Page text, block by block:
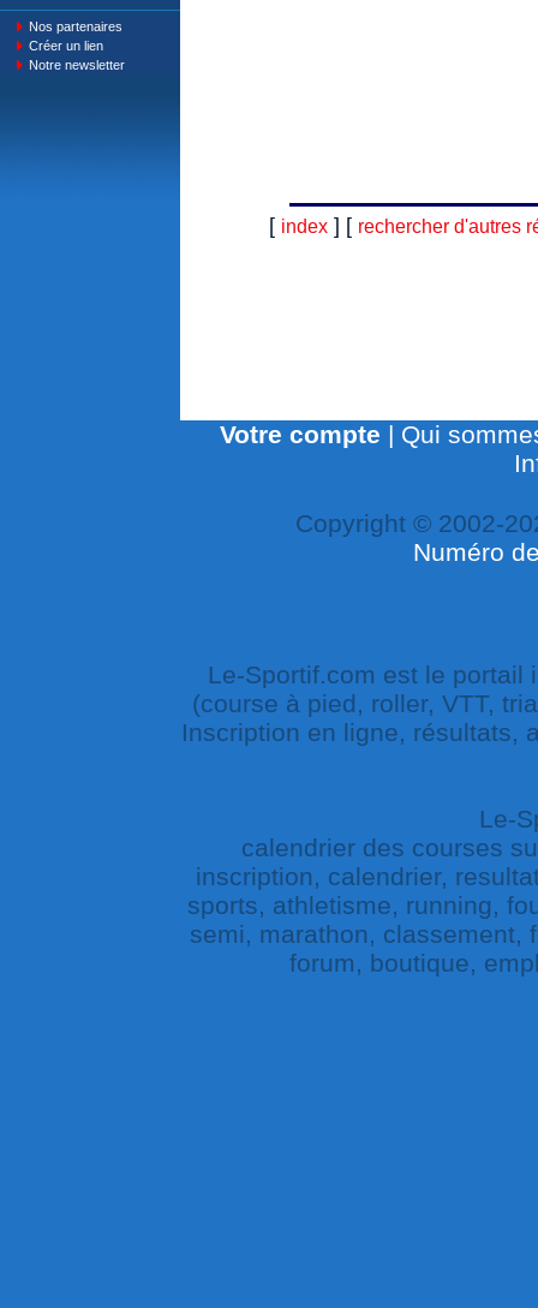
Nos partenaires
Créer un lien
Notre newsletter
[ index] [ rechercher d'autres
Votre compte | Qui
Copyright © 2002-
Numéro
Le-Sportif.com est le portail
(course à pied, roller, VTT,
Inscription en ligne, résultats,
Le-
calendrier des courses
inscription, calendrier,
sports, athletisme, running,
semi, marathon, classement,
forum, boutique,